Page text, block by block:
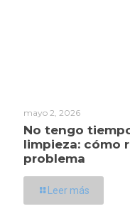
mayo 2, 2026
No tengo
limpieza: cómo
problema
Leer más